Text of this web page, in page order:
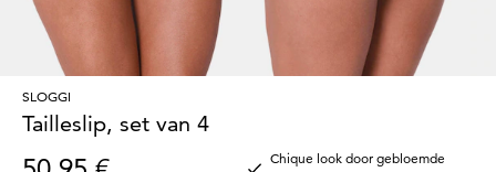
SLOGGI
Tailleslip, set van 4
Chique look door gebloemde